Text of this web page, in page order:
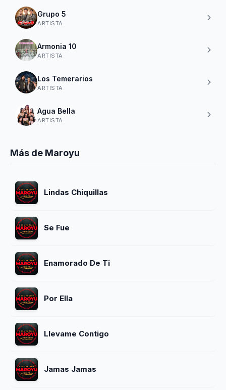
Grupo 5
ARTISTA
Armonia 10
ARTISTA
Los Temerarios
ARTISTA
Agua Bella
ARTISTA
Más de Maroyu
Lindas Chiquillas
Se Fue
Enamorado De Ti
Por Ella
Llevame Contigo
Jamas Jamas